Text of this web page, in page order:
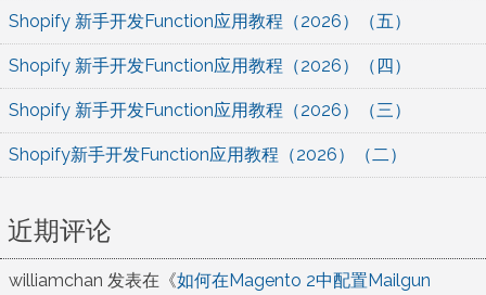
Shopify 新手开发Function应用教程（2026）（五）
Shopify 新手开发Function应用教程（2026）（四）
Shopify 新手开发Function应用教程（2026）（三）
Shopify新手开发Function应用教程（2026）（二）
近期评论
williamchan 发表在《如何在Magento 2中配置Mailgun